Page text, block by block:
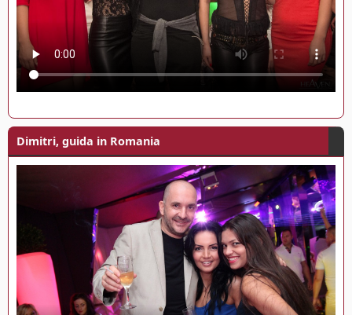
a
f
e
s
a
l
'
8
a
2
Dimitri, guida in Romania